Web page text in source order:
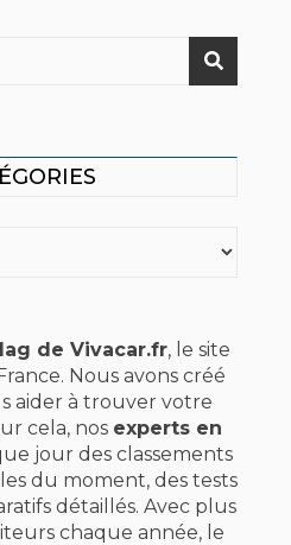
de Vivacar.fr, le site
Nous avons créé
aider à trouver votre
cela, nos experts en
jour des classements
du moment, des tests
détaillés. Avec plus
chaque année, le